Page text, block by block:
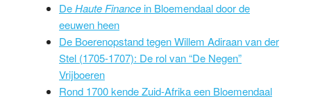
DeHaute Finance in Bloemendaal door de
eeuwen heen
De Boerenopstand tegen Willem Adiraan van der
Stel (1705-1707): De rol van “De Negen”
Vrijboeren
Rond 1700 kende Zuid-Afrika een Bloemendaal